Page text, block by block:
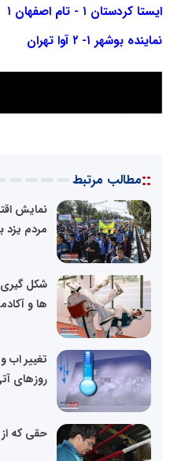
ایستا کردستان ۱ - تام اصفهان ۱
نماینده بوشهر ۱- ۲ آوا تهران
::مطالب مرتبط
نمایش
مردم یزد
شکل گیری
ها و
تغییر اب
روزهای
حقی که